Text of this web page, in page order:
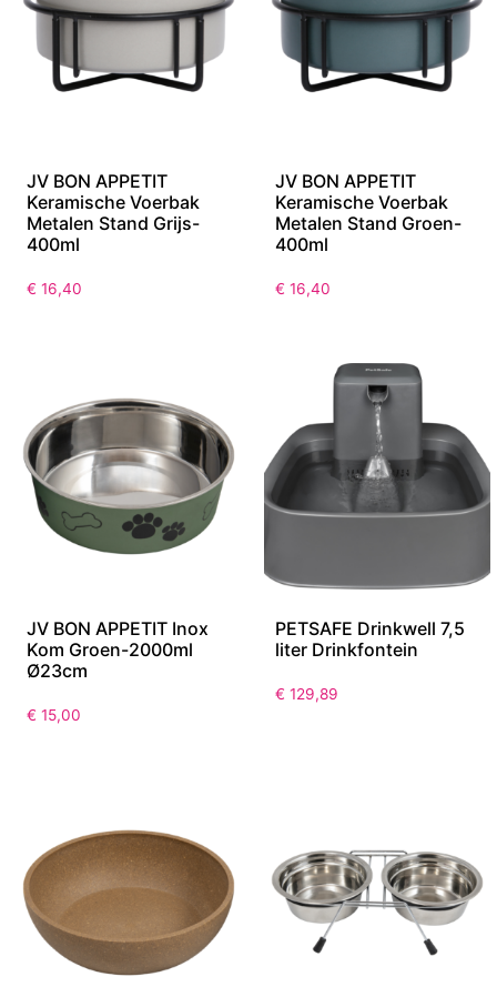
JV BON APPETIT
Keramische Voerbak
Metalen Stand Grijs-
400ml
€ 16,40
JV BON APPETIT
Keramische Voerbak
Metalen Stand Groen-
400ml
€ 16,40
JV BON APPETIT Inox
Kom Groen-2000ml
Ø23cm
€ 15,00
PETSAFE Drinkwell 7,5
liter Drinkfontein
€ 129,89